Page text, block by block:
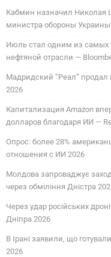
Кабмин назначил Николая
министра обороны Украины
Июль стал одним из самых
нефтяной отрасли —
Мадридский “Реал”
2026
Капитализация Amazon
долларов благодаря ИИ —
Опрос: более 28%
отношения с ИИ 2026
Молдова запроваджує
через обміління Дністра
Через удар російських
Дніпра 2026
В Ірані заявили, що
2026